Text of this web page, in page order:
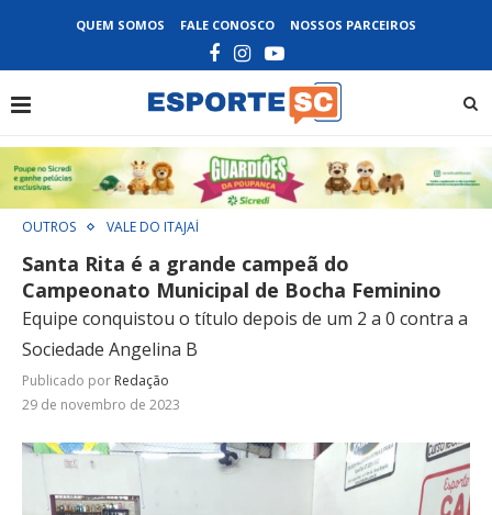
QUEM SOMOS FALE CONOSCO NOSSOS PARCEIROS
OUTROS VALE DO ITAJAÍ
Santa Rita é a grande campeã do
Campeonato Municipal de Bocha Feminino
Equipe conquistou o título depois de um 2 a 0 contra a
Sociedade Angelina B
Publicado por Redação
29 de novembro de 2023